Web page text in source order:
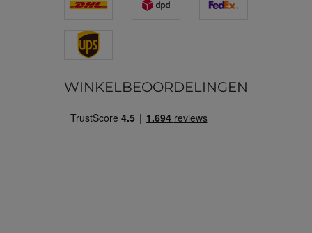
WINKELBEOORDELINGEN